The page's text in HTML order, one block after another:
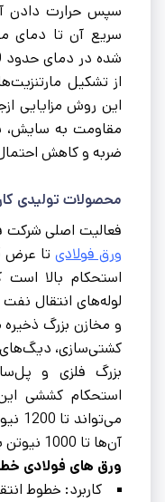
سپس حرارت دادن
سریع آن تا دمای
از تشکیل
این روش مزایایی
مقاومت به سایش،
ضربه و کاهش
محصولات تولیدی
فعالیت اصلی شرکت
ورق‌ فولادی
استحکام بالا
لوله‌های انتقال
و مخازن بزرگ
کشتی‌سازی، دیگ‌های
بزرگ فلزی و
استحکام کششی
آن‌ها تا 1000 نیوتن بر میلی‌متر مربع افزایش یابد.
ورق‌ های فولادی
کاربرد: خطوط